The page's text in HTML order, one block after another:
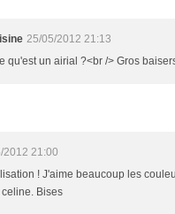
25/05/2012 21:13
qu'est un airial ?<br /> Gros
2012 21:00
! J'aime beaucoup les
Bises